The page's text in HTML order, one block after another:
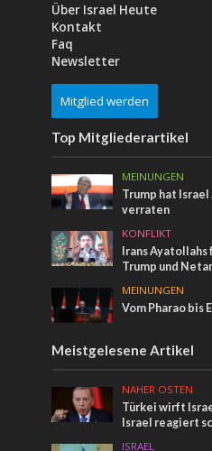
Über Israel Heute
Kontakt
Faq
Newsletter
Mitglied werden
Top Mitgliederartikel
MEINUNGEN
Trump hat
verraten
KONFLIKT
Irans
Trump und
MEINUNGEN
Vom Pharao bis
Meistgelesene Artikel
NAHER OSTEN
Türkei wirft
Israel reagiert
ISRAEL